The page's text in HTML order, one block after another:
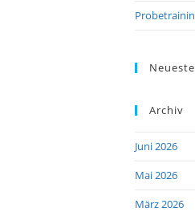
Archiv
Juni 2026
Mai 2026
März 2026